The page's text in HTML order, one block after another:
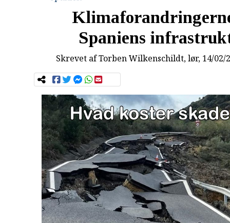
Spaniens
Skrevet afTorben Wilkenschildt, lør, 14/02/